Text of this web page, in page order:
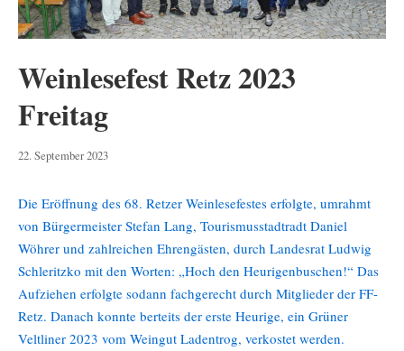
Weinlesefest Retz 2023
Freitag
22. September 202323.
Die Eröffnung des 68. Retzer Weinlesefestes erfolgte, umrahmt
von Bürgermeister Stefan Lang, Tourismusstadtradt Daniel
Wöhrer und zahlreichen Ehrengästen, durch Landesrat Ludwig
Schleritzko mit den Worten: „Hoch den Heurigenbuschen!“ Das
Aufziehen erfolgte sodann fachgerecht durch Mitglieder der FF-
Retz. Danach konnte berteits der erste Heurige, ein Grüner
Veltliner 2023 vom Weingut Ladentrog, verkostet werden.